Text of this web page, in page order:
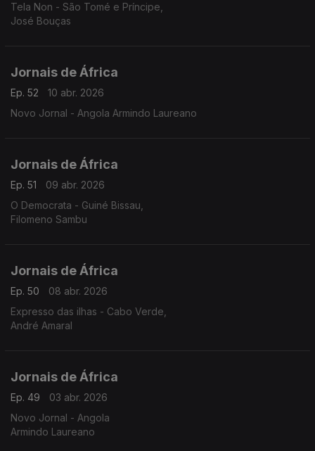
Tela Non - São Tomé e Príncipe,
José Bouças
Jornais de África
Ep. 52
10 abr. 2026
Novo Jornal - Angola Armindo Laureano
Jornais de África
Ep. 51
09 abr. 2026
O Democrata - Guiné Bissau,
Filomeno Sambu
Jornais de África
Ep. 50
08 abr. 2026
Expresso das ilhas - Cabo Verde,
André Amaral
Jornais de África
Ep. 49
03 abr. 2026
Novo Jornal - Angola
Armindo Laureano